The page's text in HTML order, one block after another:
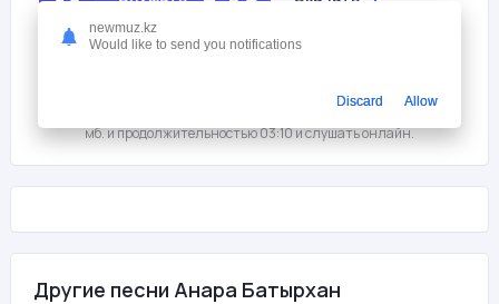
Мне нравится 74
На этой странице вы можете скачать песню бесплатно Анара
мб. и продолжительностью 03:10 и слушать онлайн.
Другие песни Анара Батырхан
newmuz.kz
Would like to send you notifications
Discard Allow